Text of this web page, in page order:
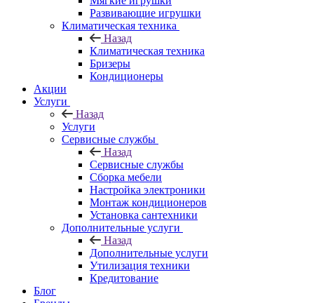
Развивающие игрушки
Климатическая техника
Назад
Климатическая техника
Бризеры
Кондиционеры
Акции
Услуги
Назад
Услуги
Сервисные службы
Назад
Сервисные службы
Сборка мебели
Настройка электроники
Монтаж кондиционеров
Установка сантехники
Дополнительные услуги
Назад
Дополнительные услуги
Утилизация техники
Кредитование
Блог